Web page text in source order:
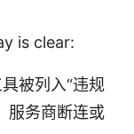
is clear:
被列入“违规
服务商断连或